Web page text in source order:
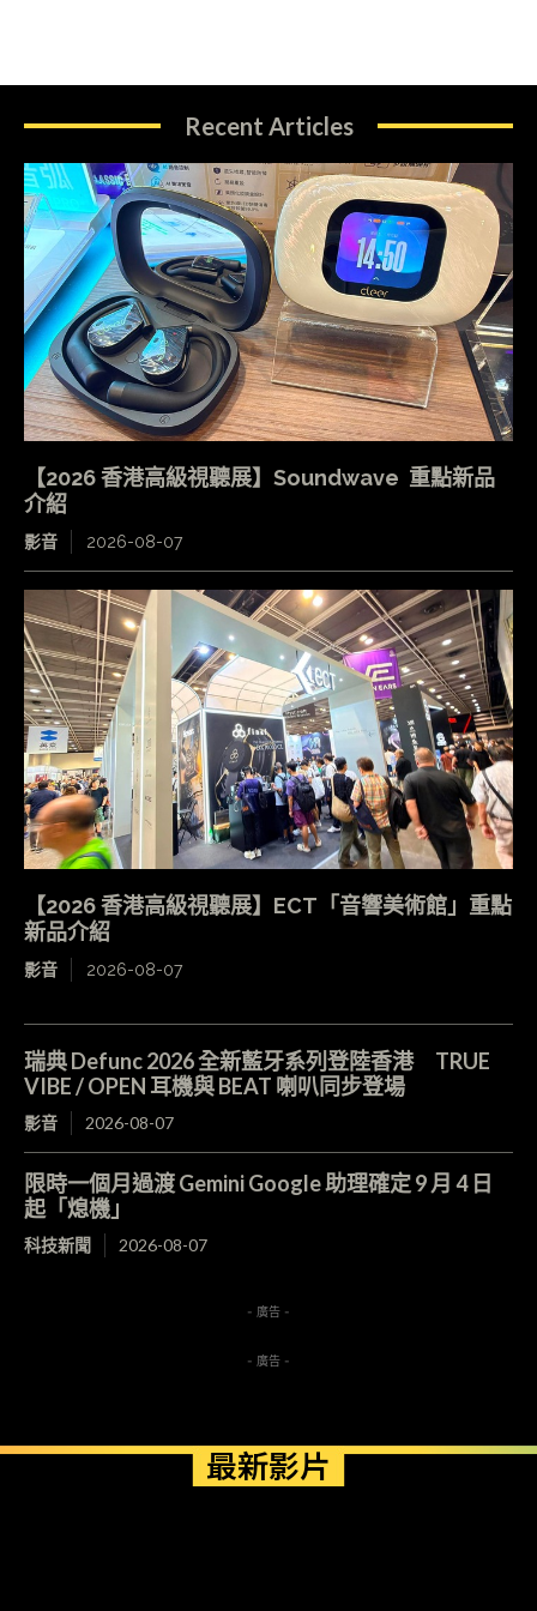
Recent Articles
【2026 香港高級視聽展】Soundwave 重點新品
介紹
影音 2026-08-07
【2026 香港高級視聽展】ECT「音響美術館」重點
新品介紹
影音 2026-08-07
瑞典 Defunc 2026 全新藍牙系列登陸香港 TRUE
VIBE / OPEN 耳機與 BEAT 喇叭同步登場
影音 2026-08-07
限時一個月過渡 Gemini Google 助理確定 9 月 4 日
起「熄機」
科技新聞 2026-08-07
- 廣告 -
- 廣告 -
最新影片